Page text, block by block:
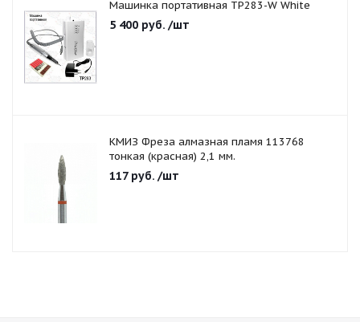
Машинка портативная TP283-W White
5 400 руб. /шт
КМИЗ Фреза алмазная пламя 113768
тонкая (красная) 2,1 мм.
117руб. /шт